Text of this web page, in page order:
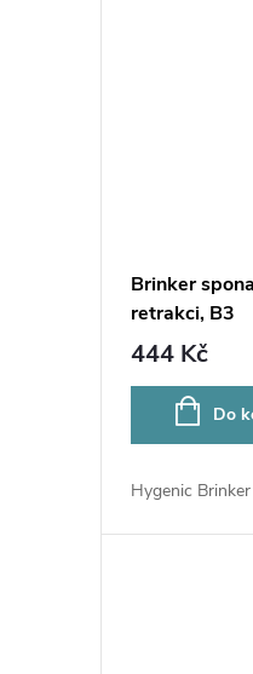
Brinker
retrakci, B3
444 Kč
Do
Hygenic